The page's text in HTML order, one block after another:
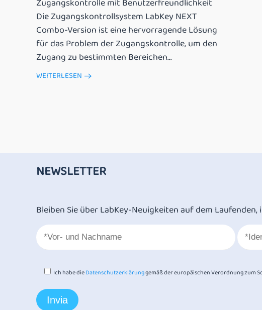
Die Zugangskontrollsystem LabKey NEXT
Combo-Version ist eine hervorragende Lösung
für das Problem der Zugangskontrolle, um den
Zugang zu bestimmten Bereichen...
WEITERLESEN
NEWSLETTER
Bleiben Sie über LabKey-Neuigkeiten auf dem
Ich habe dieDatenschutzerklärunggemäß der europäischen Verordnung zum